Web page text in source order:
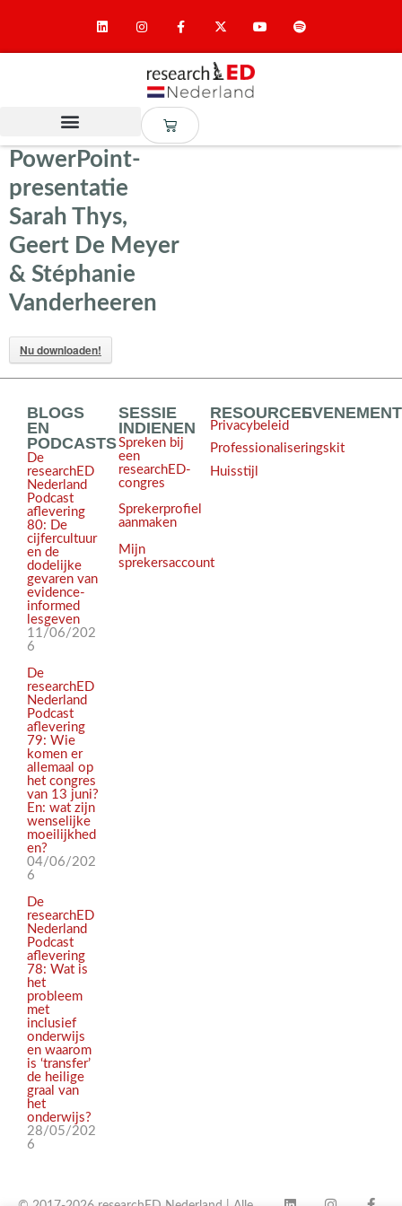
PowerPoint-
presentatie
Sarah Thys,
Geert De Meyer
& Stéphanie
Vanderheeren
Nu downloaden!
BLOGS
EN
PODCASTS
De
researchED
Nederland
Podcast
aflevering
80: De
cijfercultuur
en de
dodelijke
gevaren van
evidence-
informed
lesgeven
11/06/202
6
De
researchED
Nederland
Podcast
aflevering
79: Wie
komen er
allemaal op
het congres
van 13 juni?
En: wat zijn
wenselijke
moeilijkhed
en?
04/06/202
6
De
researchED
Nederland
Podcast
aflevering
78: Wat is
het
probleem
met
inclusief
onderwijs
en waarom
is ‘transfer’
de heilige
graal van
het
onderwijs?
28/05/202
6
SESSIE
INDIENEN
Spreken bij
een
researchED-
congres
Sprekerprofiel
aanmaken
Mijn
sprekersaccount
RESOURCES
Privacybeleid
Professionaliseringskit
Huisstijl